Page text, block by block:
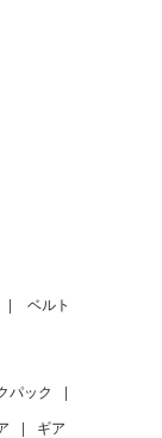
ベルト
パック
|
| ギア